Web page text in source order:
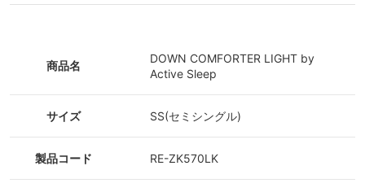
商品名
DOWN COMFORTER LIGHT by
Active Sleep
サイズ SS(セミシングル)
製品コード RE-ZK570LK